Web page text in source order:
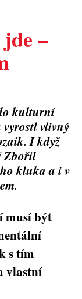
–
kulturní
vyrostl vlivný
I když
Zbořil
kluka a i v
musí být
s tím
vlastní